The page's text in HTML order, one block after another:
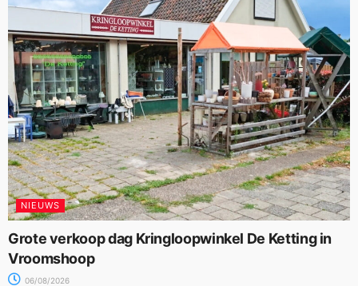
NIEUWS
Grote verkoop dag Kringloopwinkel De Ketting in
Vroomshoop
06/08/2026